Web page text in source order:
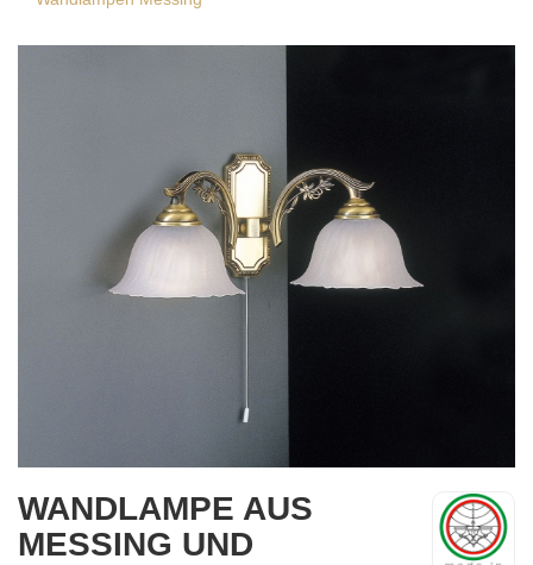
WANDLAMPE AUS
MESSING UND